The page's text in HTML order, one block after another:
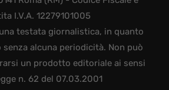
I.V.A. 12279101005
testata giornalistica, in quanto
alcuna periodicità. Non può
un prodotto editoriale ai sensi
n. 62 del 07.03.2001